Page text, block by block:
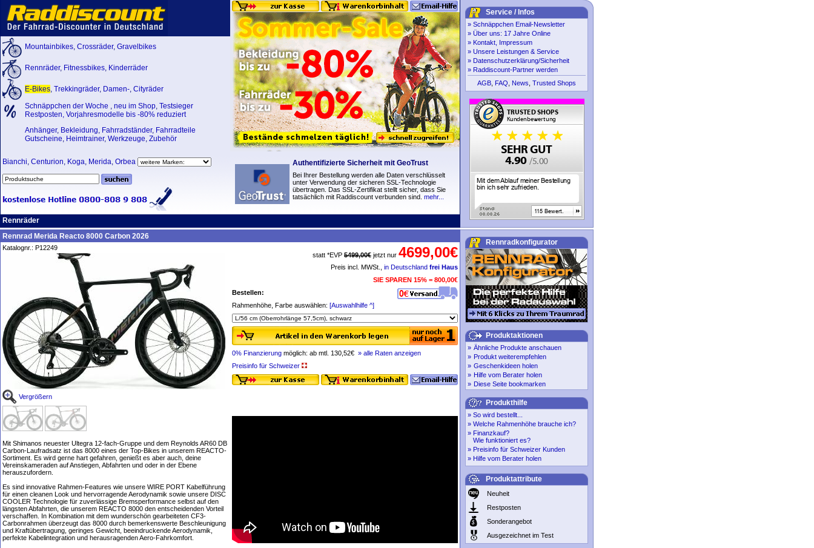
Mountainbikes, Crossräder, Gravelbikes
Rennräder, Fitnessbikes, Kinderräder
E-Bikes, Trekkingräder, Damen-, Cityräder
Schnäppchen der Woche , neu im Shop, Testsieger
Restposten, Vorjahresmodelle bis -80% reduziert
Anhänger, Bekleidung, Fahrradständer, Fahrradteile
Gutscheine, Heimtrainer, Werkzeuge, Zubehör
Service / Infos
» Schnäppchen Email-Newsletter
» Über uns: 17 Jahre Online
» Kontakt, Impressum
» Unsere Leistungen & Service
» Datenschutzerklärung/Sicherheit
» Raddiscount-Partner werden
AGB FAQ News Trusted Shops
Bianchi, Centurion, Koga, Merida, Orbea Authentifizierte Sicherheit mit GeoTrust
Bei Ihrer Bestellung werden alle Daten verschlüsselt
unter Verwendung der sicheren SSL-Technologie
übertragen. Das SSL-Zertifikat stellt sicher, dass Sie
tatsächlich mit Raddiscount verbunden sind. mehr...
Rennräder
Rennrad Merida Reacto 8000 Carbon 2026
Katalognr.: P12249
Vergrößern
Mit Shimanos neuester Ultegra 12-fach-Gruppe und dem Reynolds AR60 DB
Carbon-Laufradsatz ist das 8000 eines der Top-Bikes in unserem REACTO-
Sortiment. Es wird gerne hart gefahren, genießt es aber auch, deine
Vereinskameraden auf Anstiegen, Abfahrten und oder in der Ebene
herauszufordern.
Es sind innovative Rahmen-Features wie unsere WIRE PORT Kabelführung
für einen cleanen Look und hervorragende Aerodynamik sowie unsere DISC
COOLER Technologie für zuverlässige Bremsperformance selbst auf den
längsten Abfahrten, die unserem REACTO 8000 den entscheidenden Vorteil
verschaffen. In Kombination mit dem wunderschön gearbeiteten CF3-
Carbonrahmen überzeugt das 8000 durch bemerkenswerte Beschleunigung
und Kraftübertragung, geringes Gewicht, beeindruckende Aerodynamik,
perfekte Kabelintegration und herausragenden Aero-Fahrkomfort.
statt *EVP 5499,00€ jetzt nur 4699,00€
Preis incl. MWSt., in Deutschland frei Haus
SIE SPAREN 15% = 800,00€
Bestellen:
Rahmenhöhe, Farbe auswählen: [Auswahlhilfe ^]
0% Finanzierung möglich: ab mtl. 130,52€ » alle Raten anzeigen
Preisinfo für Schweizer
Rennradkonfigurator
Produktaktionen
» Ähnliche Produkte anschauen
» Produkt weiterempfehlen
» Geschenkideen holen
» Hilfe vom Berater holen
» Diese Seite bookmarken
Produkthilfe
» So wird bestellt...
» Welche Rahmenhöhe brauche ich?
» Finanzkauf?
Wie funktioniert es?
» Preisinfo für Schweizer Kunden
» Hilfe vom Berater holen
Produktattribute
Neuheit
Restposten
Sonderangebot
Ausgezeichnet im Test